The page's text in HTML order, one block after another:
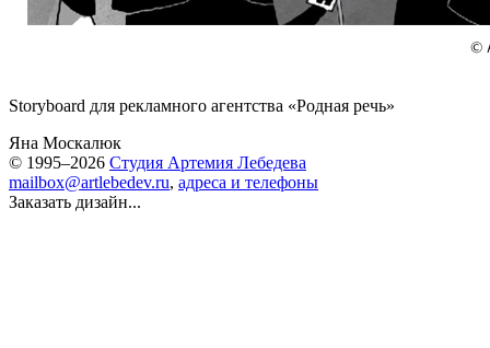
Storyboard для рекламного агентства «Родная речь»
Яна Москалюк
© 1995–2026 Студия Артемия Лебедева
mailbox@artlebedev.ru, адреса и телефоны
Заказать дизайн...